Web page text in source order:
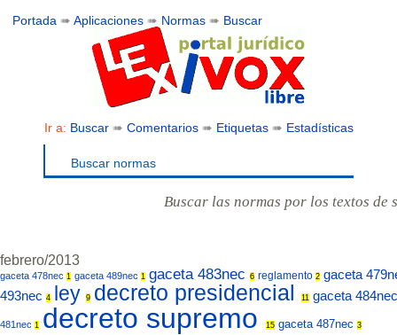
Portada ➠Aplicaciones ➠ Normas ➠ Buscar
Ir a: Buscar➠ Comentarios➠ Etiquetas➠ Estadísticas
Buscar normas
Buscar las normas por los textos de
febrero/2013
gaceta 478nec 1 gaceta 489nec 1 gaceta 483nec 6 reglamento 2 gaceta
493nec 4 ley 9 decreto presidencial 11 gaceta
481nec 1 decreto supremo 15 gaceta 487nec 3